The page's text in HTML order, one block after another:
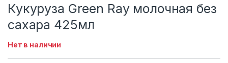
Кукуруза Green Ray молочная без
сахара 425мл
Нет в наличии